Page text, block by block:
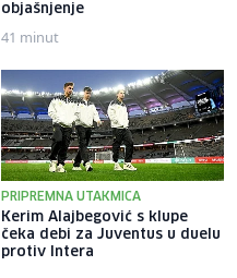
objašnjenje
41 minut
PRIPREMNA UTAKMICA
Kerim Alajbegović s klupe
čeka debi za Juventus u duelu
protiv Intera